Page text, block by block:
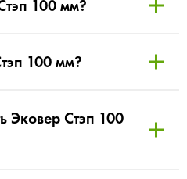
100 мм?
100 мм?
Эковер Стэп 100